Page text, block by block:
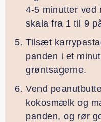
4-5 minutter ved
skala fra 1 til 9
Tilsæt
panden i et
grøntsagerne.
Vend
kokosmælk og
panden, og rør